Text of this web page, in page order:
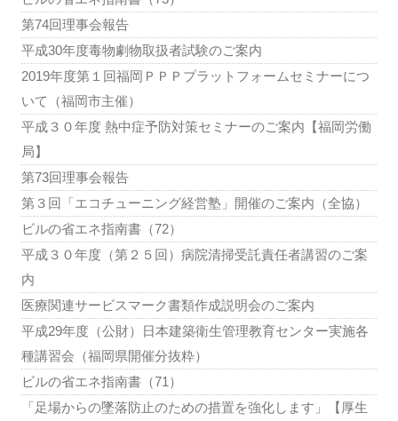
第74回理事会報告
平成30年度毒物劇物取扱者試験のご案内
2019年度第１回福岡ＰＰＰプラットフォームセミナーにつ
いて（福岡市主催）
平成３０年度 熱中症予防対策セミナーのご案内【福岡労働
局】
第73回理事会報告
第３回「エコチューニング経営塾」開催のご案内（全協）
ビルの省エネ指南書（72）
平成３０年度（第２５回）病院清掃受託責任者講習のご案
内
医療関連サービスマーク書類作成説明会のご案内
平成29年度（公財）日本建築衛生管理教育センター実施各
種講習会（福岡県開催分抜粋）
ビルの省エネ指南書（71）
「足場からの墜落防止のための措置を強化します」【厚生